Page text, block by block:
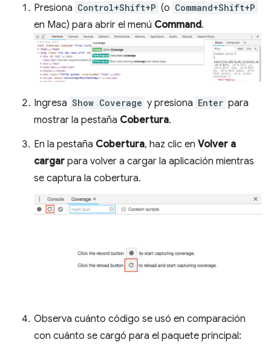
Presiona Control+Shift+P (o Command+Shift+P
en Mac) para abrir el menú Command.
Ingresa Show Coverage y presiona Enter para
mostrar la pestaña Cobertura.
En la pestaña Cobertura, haz clic en Volver a
cargar para volver a cargar la aplicación mientras
se captura la cobertura.
Observa cuánto código se usó en comparación
con cuánto se cargó para el paquete principal: